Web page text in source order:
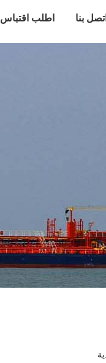
اتصل بنا اطلب اقتباس